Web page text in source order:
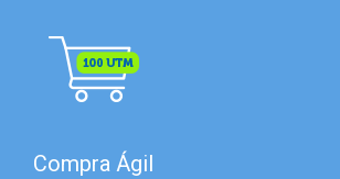
Compra Ágil